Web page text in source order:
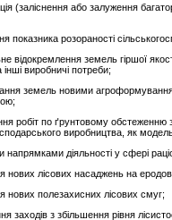
(заліснення або залуження
показника розораності
відокремлення земель гіршої
інші виробничі потреби;
земель новими
робіт по ґрунтовому обстеженню
виробництва, як
діяльності у сфері
нових лісових насаджень на
нових полезахисних лісових смуг;
заходів з збільшення рівня